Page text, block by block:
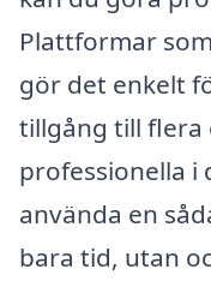
Plattformar
gör det enkelt
tillgång till flera
professionella i
använda en
bara tid, utan